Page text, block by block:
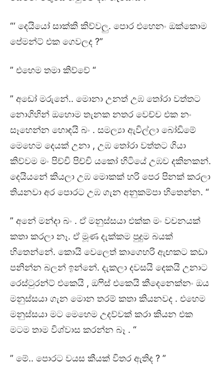
“‘ දෙයියෝ සාක්කි කිව්වලු. පොර එහෙනං ඔක්කොම
පේමන්ට් එක ගෙවලද ?”
” එහෙම තමා කිව්වේ “
” අඩෝ මරුනේ.. මොනා උනත් උඹ තෝරා වත්තට
නොගිහින් ඔහොම තැනක නතර වෙච්ච එක නං
සෑහෙන්න හොඳයි බං . සමල්‍යා ඇවිල්ලා බෝඩිමේ
මෙහෙම දෙයක් උනා , උඹ තෝරා වත්‍තට ගියා
කිව්වම මං පිච්චි පිච්චි යකෝ හිටියේ උඹව දකිනකන්.
දෙයියනේ කියලා උඹ මොකක් හරි පෙර පිනක් කරලා
තියනවා අර පොරට උඹ ගැන අනුකම්පා හිතෙන්න. “
” අනේ මන්දා බං . ඒ මනුස්සයා එක්ක මං වචනයක්
කතා කරලා නෑ. ඒ මූණ දැක්කම පුදුම බයක්
හිතෙන්නේ. කොයි වෙලෙත් කාගෙහරි ඇඟකට කඩා
පනින්න බලන් ඉන්නේ. දැකලා දවසයි දෙකයි උනාට
රෙස්ටුරන්ට් එකෙයි , ඔෆිස් එකෙයි කීදෙනෙක්නං ඔය
මනුස්සයා ගැන මොන තරම් කතා කියනවද . එහෙම
මනුස්සයා මට මෙහෙම උදව්වක් කරා කියන එක
මටම තාම විශ්වාස කරන්න බෑ . “
” මේ.. පොරට වයස කීයක් විතර ඇතිද ? ”